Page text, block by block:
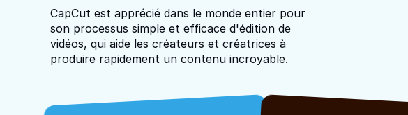
CapCut est apprécié dans le monde entier pour
son processus simple et efficace d'édition de
vidéos, qui aide les créateurs et créatrices à
produire rapidement un contenu incroyable.